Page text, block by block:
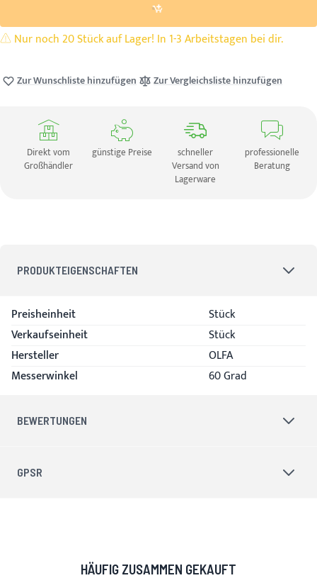
Nur noch 20 Stück auf Lager! In 1-3 Arbeitstagen bei dir.
Zur Wunschliste hinzufügen Zur Vergleichsliste hinzufügen
Direkt vom
Großhändler
günstige Preise
schneller
Versand von
Lagerware
professionelle
Beratung
PRODUKTEIGENSCHAFTEN
Produkteigenschaften
Preisheinheit
Stück
Verkaufseinheit
Stück
Hersteller
OLFA
Messerwinkel
60 Grad
BEWERTUNGEN
GPSR
HÄUFIG ZUSAMMEN GEKAUFT